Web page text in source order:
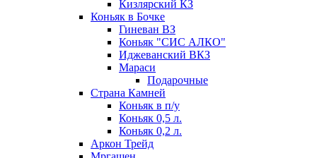
Кизлярский КЗ
Коньяк в Бочке
Гиневан ВЗ
Коньяк "СИС АЛКО"
Иджеванский ВКЗ
Мараси
Подарочные
Страна Камней
Коньяк в п/у
Коньяк 0,5 л.
Коньяк 0,2 л.
Аркон Трейд